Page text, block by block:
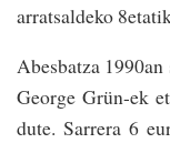
arratsaldeko
Abesbatza
George Grün-ek
dute. Sarrera 6